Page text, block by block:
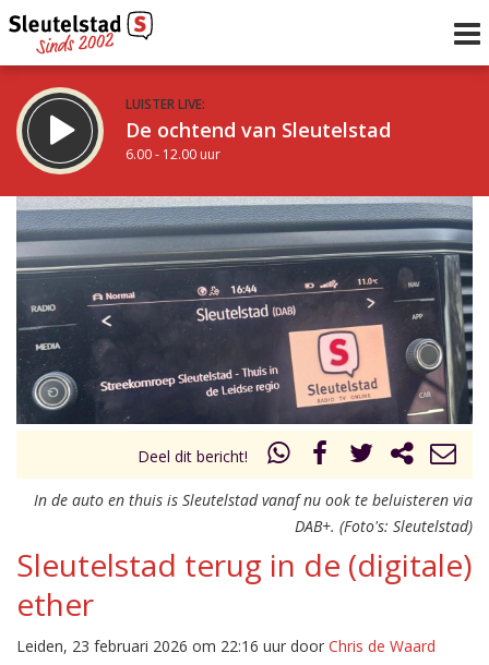
LUISTER LIVE:
De ochtend van Sleutelstad
6.00 - 12.00 uur
STRAKS:
De middag van Sleutelstad
12.00 - 19.00 uur
Vorig uur
uur 1 van 0 Volgend uur
Deel dit bericht!
In de auto en thuis is Sleutelstad vanaf nu ook te beluisteren via
DAB+. (Foto's: Sleutelstad)
Sleutelstad terug in de (digitale)
ether
Leiden, 23 februari 2026 om 22:16 uur door Chris de Waard